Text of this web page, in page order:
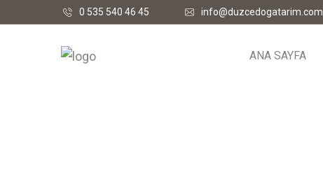
0 535 540 46 45 info@duzcedogatarim.com
ANA SAYFA